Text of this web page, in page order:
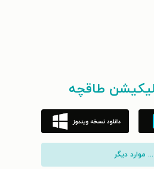
طاقچه
... موارد دیگر